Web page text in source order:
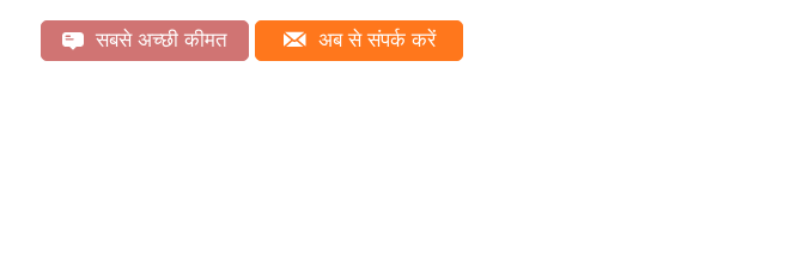
सबसे अच्छी कीमत अब से संपर्क करें